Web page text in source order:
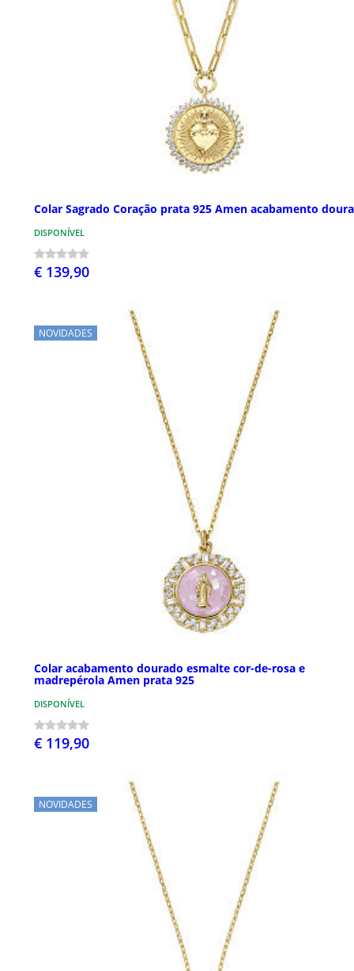
Colar Sagrado Coração prata 925 Amen acabamento
DISPONÍVEL
€ 139,90
NOVIDADES
Colar acabamento dourado esmalte cor-de-rosa e
madrepérola Amen prata 925
DISPONÍVEL
€ 119,90
NOVIDADES